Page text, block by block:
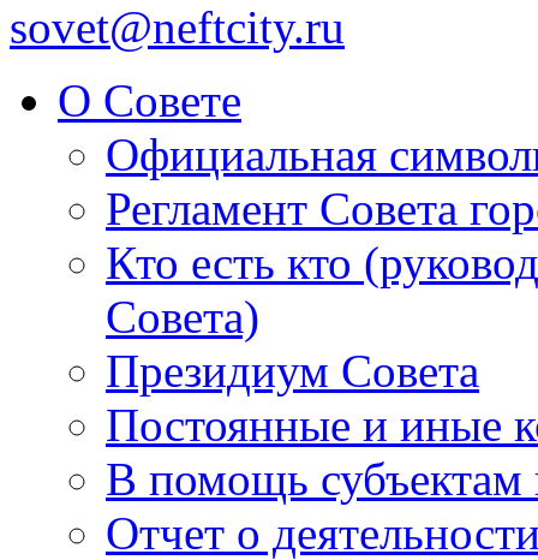
sovet@neftcity.ru
О Совете
Официальная
Регламент Совета
Кто есть кто
Совета)
Президиум Совета
Постоянные и иные
В помощь субъектам
Отчет о